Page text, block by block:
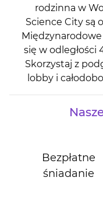
rodzinna w
Science City są
się w
Skorzystaj z
lobby i
Bezpłatne
śniadanie